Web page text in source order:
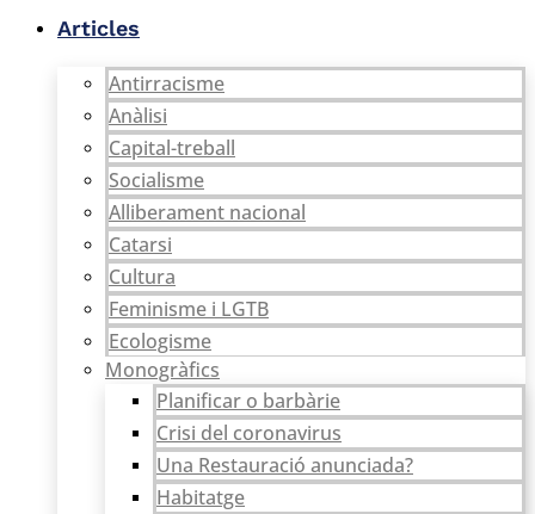
Articles
Antirracisme
Anàlisi
Capital-treball
Socialisme
Alliberament nacional
Catarsi
Cultura
Feminisme i LGTB
Ecologisme
Monogràfics
Planificar o barbàrie
Crisi del coronavirus
Una Restauració anunciada?
Habitatge